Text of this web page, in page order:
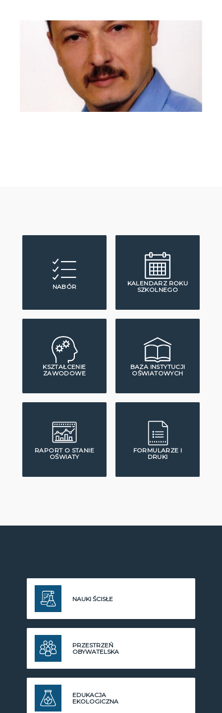
NABÓR
KALENDARZ ROKU
SZKOLNEGO
KSZTAŁCENIE
ZAWODOWE
BAZA INSTYTUCJI
OŚWIATOWYCH
RAPORT O STANIE
OŚWIATY
FORMULARZE I
DRUKI
NAUKI ŚCISŁE
PRZESTRZEŃ
OBYWATELSKA
EDUKACJA
EKOLOGICZNA